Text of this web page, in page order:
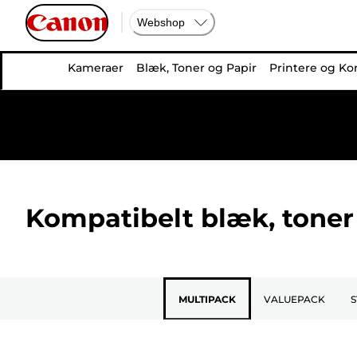
Webshop
Kameraer Blæk, Toner og Papir Printere og
Kompatibelt blæk,
MULTIPACK VALUEPACK